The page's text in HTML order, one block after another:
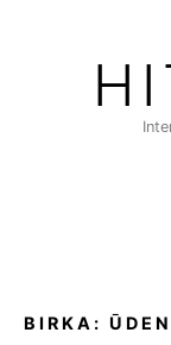
BIRKA: